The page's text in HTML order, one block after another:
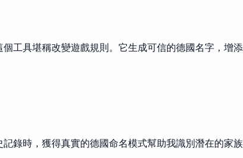
工具堪稱改變遊戲規則。它生成可信的德國名字，增
錄時，獲得真實的德國命名模式幫助我識別潛在的家族